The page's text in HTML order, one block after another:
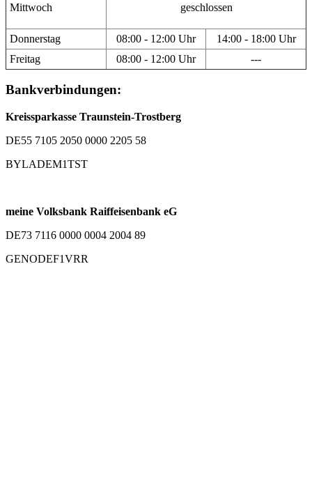
Mittwoch geschlossen
Donnerstag 08:00 - 12:00 Uhr
14:00 - 18:00 Uhr
Freitag
08:00 - 12:00 Uhr ---
Bankverbindungen:
Kreissparkasse Traunstein-Trostberg
DE55 7105 2050 0000 2205 58
BYLADEM1TST
meine Volksbank Raiffeisenbank eG
DE73 7116 0000 0004 2004 89
GENODEF1VRR